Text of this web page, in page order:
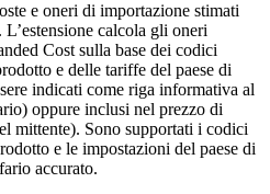
e oneri di importazione stimati
calcola gli oneri
Cost sulla base dei codici
e delle tariffe del paese di
indicati come riga informativa al
oppure inclusi nel prezzo di
mittente). Sono supportati i codici
e le impostazioni del paese di
accurato.